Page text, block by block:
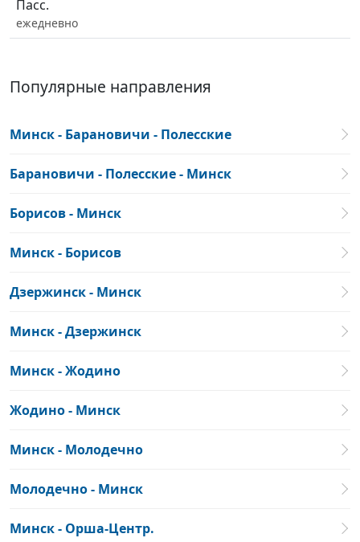
Пасс.
ежедневно
Популярные направления
Минск - Барановичи - Полесские
Барановичи - Полесские - Минск
Борисов - Минск
Минск - Борисов
Дзержинск - Минск
Минск - Дзержинск
Минск - Жодино
Жодино - Минск
Минск - Молодечно
Молодечно - Минск
Минск - Орша-Центр.